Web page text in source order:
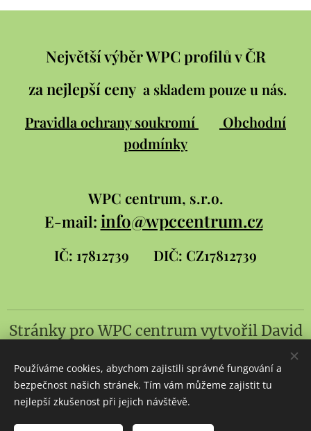
Největší výběr WPC profilů v ČR
za nejlepší ceny a skladem pouze u nás.
Pravidla ochrany soukromí
Obchodní
podmínky
WPC centrum, s.r.o.
E-mail: info@wpccentrum.cz
IČ: 17812739 DIČ: CZ17812739
Stránky pro WPC centrumvytvořilDavid
Cookies
Jazyky
Čeština
Slovenčina English
Používáme cookies, abychom zajistili správné fungování a
bezpečnost našich stránek. Tím vám můžeme zajistit tu
nejlepší zkušenost při jejich návštěvě.